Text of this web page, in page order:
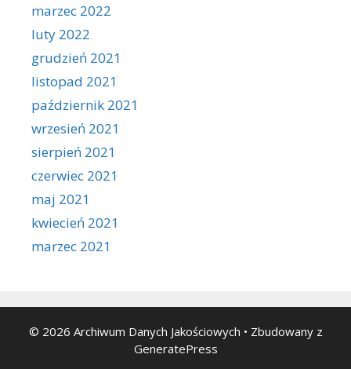
marzec 2022
luty 2022
grudzień 2021
listopad 2021
październik 2021
wrzesień 2021
sierpień 2021
czerwiec 2021
maj 2021
kwiecień 2021
marzec 2021
© 2026 Archiwum Danych Jakościowych • Zbudowany z
GeneratePress